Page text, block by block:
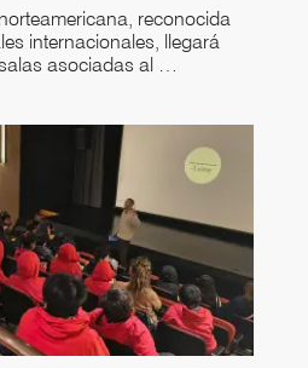
reconocida
internacionales, llegará
asociadas al …